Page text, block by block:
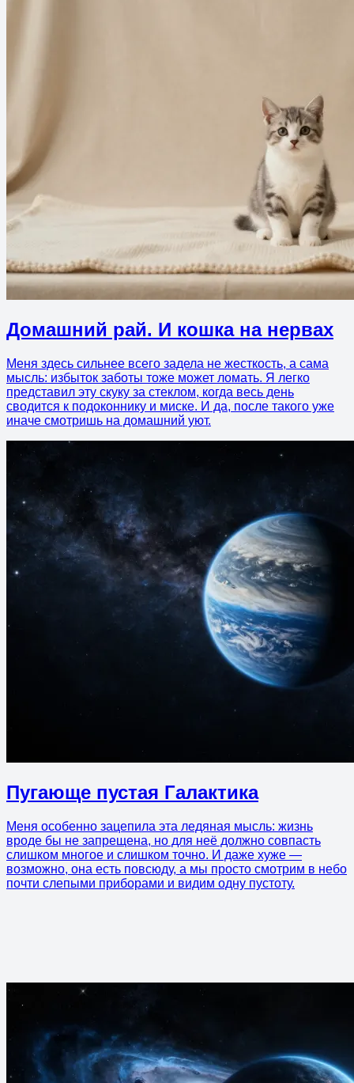
Домашний рай. И кошка на нервах
Меня здесь сильнее всего задела не жесткость, а сама
мысль: избыток заботы тоже может ломать. Я легко
представил эту скуку за стеклом, когда весь день
сводится к подоконнику и миске. И да, после такого уже
иначе смотришь на домашний уют.
Пугающе пустая Галактика
Меня особенно зацепила эта ледяная мысль: жизнь
вроде бы не запрещена, но для неё должно совпасть
слишком многое и слишком точно. И даже хуже —
возможно, она есть повсюду, а мы просто смотрим в небо
почти слепыми приборами и видим одну пустоту.